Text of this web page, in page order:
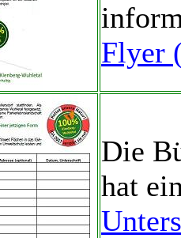
Flyer
Die
hat